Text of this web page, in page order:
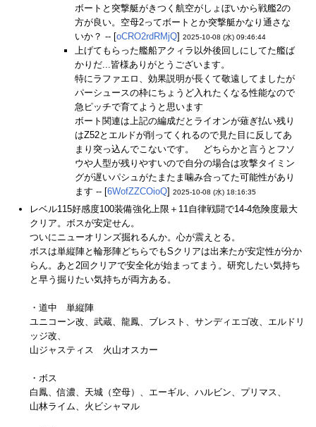
ボートと突撃艇がきつく航空がしょぼいから戦艦2の
方が良い。空母2ってボートとか突撃艇かなり通さな
いか？ -- [oCRO2rdRMjQ] 2025-10-08 (水) 09:46:44
上げてもらった艦船アクィラ以外後回しにしてた艦ば
かりだ...皆様ありがとうございます。
特にラファエロ、効果説明が長くて敬遠してましたが
パーシュースの枠にちょうど入れたくなる性能なので
急ピッチで育てようと思います
ボート関連は上記の編成だとライオンが薙ぎ払い残り
はZ52とエルドが削ってくれるので見た目に反してあ
まり突っ込んでこないです。 どちらかと言うとフソ
ウや人型が残りやすいので自分の場合は攻撃タイミン
グが遅いパシュがたまたま噛み合ってた可能性があり
ます -- [6WofZZCOioQ] 2025-10-08 (水) 18:16:35
レベル115好感度100装備強化上限＋11自律戦闘で14-4危険度最大
クリア。ボスが安定せん。
ついにニューオリンズ掘れるんか。心が震えとる。
ボスは単縦陣と輪形陣どちらでもSクリアは出来たが安定性が分か
らん。あと2回クリアで安全化が始まってまう。研究したい気持ち
と早う掘りたい気持ちが両方ある。
・道中 単縦陣
ユニコーン改、武蔵、龍鳳、ブレスト、サンディエゴ改、エルドリ
ッジ改、
山ジャスティス 火山オスカー
・ボス
白鳳、信濃、天城（空母）、エーギル、ハルビン、プリマス、
山林ライム、火ビシャマル